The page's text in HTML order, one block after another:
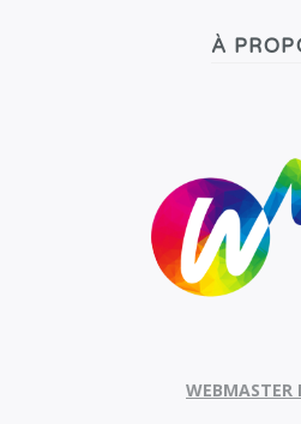
À
WEBMASTER